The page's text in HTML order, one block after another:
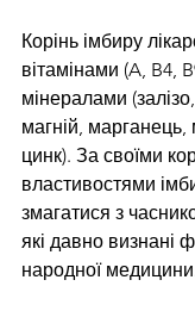
Корінь імбиру
вітамінами (A, B4,
мінералами
магній,
цинк). За своїми
властивостями
змагатися з
які давно визнані
народної